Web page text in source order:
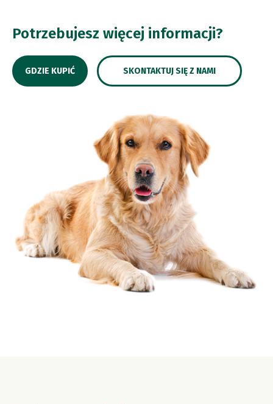
Potrzebujesz więcej informacji?
GDZIE KUPIĆ SKONTAKTUJ SIĘ Z NAMI